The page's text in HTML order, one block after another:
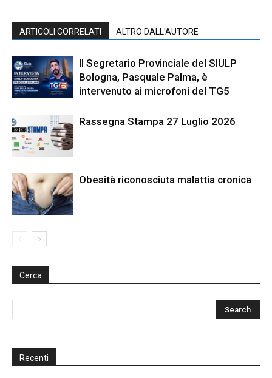
ARTICOLI CORRELATI ALTRO DALL'AUTORE
Il Segretario Provinciale del SIULP
Bologna, Pasquale Palma, è
intervenuto ai microfoni del TG5
Rassegna Stampa 27 Luglio 2026
Obesità riconosciuta malattia cronica
Cerca
Recenti